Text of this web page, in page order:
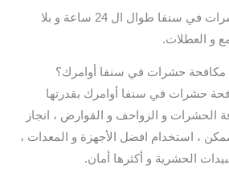
تعمل شركة مكافحة حشرات في سنفا طوال ال 24 ساعة و بلا
و العطلات.
مكافحة حشرات في سنفا أوامرك؟
حشرات في سنفا أوامرك بقدرتها
الحشرات و الزواحف و القوارض ، انجاز
، استخدام افضل الأجهزة و المعدات ،
الحشرية و أكثرها أمان.